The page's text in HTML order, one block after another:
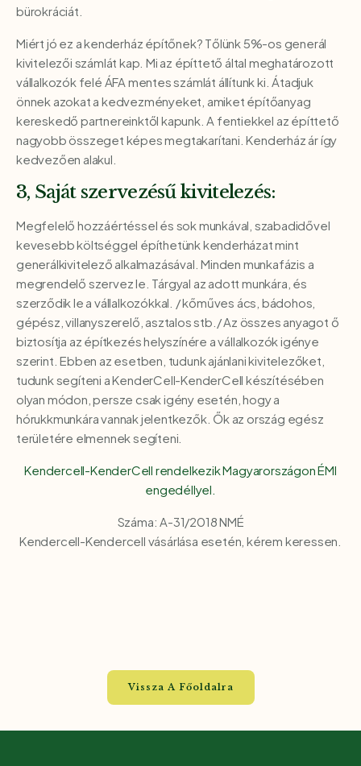
bürokráciát.
Miért jó ez a kenderház építőnek? Tőlünk 5%-os generál
kivitelezői számlát kap. Mi az építtető által meghatározott
vállalkozók felé ÁFA mentes számlát állítunk ki. Átadjuk
önnek azokat a kedvezményeket, amiket építőanyag
kereskedő partnereinktől kapunk. A fentiekkel az építtető
nagyobb összeget képes megtakarítani. Kenderház ár így
kedvezően alakul.
3, Saját szervezésű kivitelezés:
Megfelelő hozzáértéssel és sok munkával, szabadidővel
kevesebb költséggel építhetünk kenderházat mint
generálkivitelező alkalmazásával. Minden munkafázis a
megrendelő szervez le. Tárgyal az adott munkára, és
szerződik le a vállalkozókkal. / kőműves ács, bádohos,
gépész, villanyszerelő, asztalos stb./ Az összes anyagot ő
biztosítja az építkezés helyszínére a vállalkozók igénye
szerint. Ebben az esetben, tudunk ajánlani kivitelezőket,
tudunk segíteni a KenderCell-KenderCell készítésében
olyan módon, persze csak igény esetén, hogy a
hórukkmunkára vannak jelentkezők. Ők az ország egész
területére elmennek segíteni.
Kendercell-KenderCell rendelkezik Magyarországon ÉMI
engedéllyel.
Száma: A-31/2018 NMÉ
Kendercell-Kendercell vásárlása esetén, kérem keressen.
Vissza A Főoldalra